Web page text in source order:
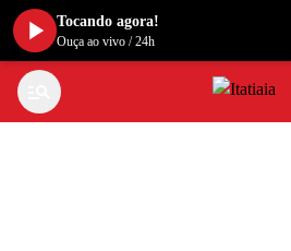
Tocando agora!
Ouça ao vivo /24h